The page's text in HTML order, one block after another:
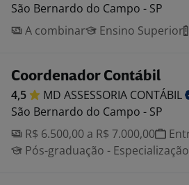
São Bernardo do Campo - SP
A combinar
Ensino Superior
Coordenador Contábil
4,5 MD ASSESSORIA CONTÁBIL
São Bernardo do Campo - SP
R$ 6.500,00 a R$ 7.000,00
Pós-graduação -